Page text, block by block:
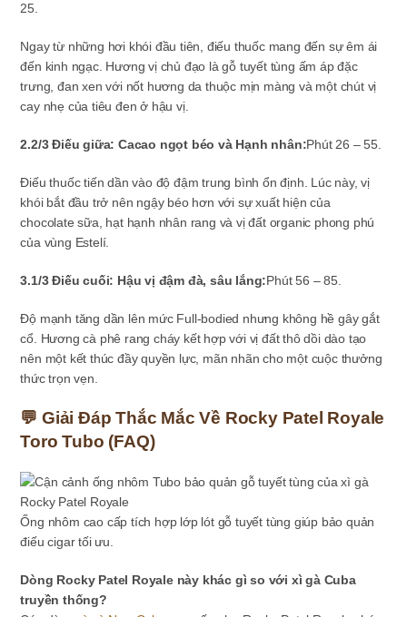
25.
Ngay từ những hơi khói đầu tiên, điếu thuốc mang đến sự êm ái
đến kinh ngạc. Hương vị chủ đạo là gỗ tuyết tùng ấm áp đặc
trưng, đan xen với nốt hương da thuộc mịn màng và một chút vị
cay nhẹ của tiêu đen ở hậu vị.
2.2/3 Điếu giữa: Cacao ngọt béo và Hạnh nhân:Phút 26 – 55.
Điếu thuốc tiến dần vào độ đậm trung bình ổn định. Lúc này, vị
khói bắt đầu trở nên ngậy béo hơn với sự xuất hiện của
chocolate sữa, hạt hạnh nhân rang và vị đất organic phong phú
của vùng Estelí.
3.1/3 Điếu cuối: Hậu vị đậm đà, sâu lắng:Phút 56 – 85.
Độ mạnh tăng dần lên mức Full-bodied nhưng không hề gây gắt
cổ. Hương cà phê rang cháy kết hợp với vị đất thô dồi dào tạo
nên một kết thúc đầy quyền lực, mãn nhãn cho một cuộc thưởng
thức trọn vẹn.
💬 Giải Đáp Thắc Mắc Về Rocky Patel Royale
Toro Tubo (FAQ)
Ống nhôm cao cấp tích hợp lớp lót gỗ tuyết tùng giúp bảo quản
điếu cigar tối ưu.
Dòng Rocky Patel Royale này khác gì so với xì gà Cuba
truyền thống?